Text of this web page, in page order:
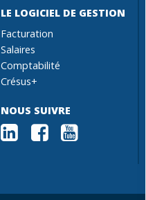
LE LOGICIEL DE GESTION
Facturation
Salaires
Comptabilité
Crésus+
NOUS SUIVRE